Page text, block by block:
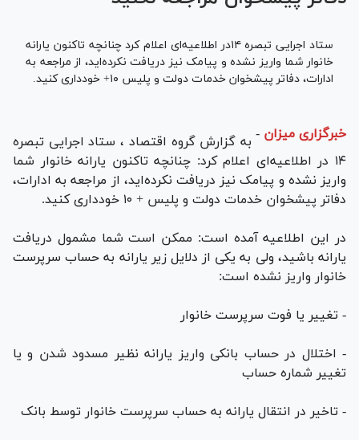
ستاد اجرایی تبصره ۱۴در اطلاعیه‌ای اعلام کرد چنانچه تاکنون یارانه
خانوار شما واریز نشده و پیامک نیز دریافت نکرده‌اید، از مراجعه به
ادارات، دفاتر پیشخوان خدمات دولت و پلیس ۱۰+ خودداری کنید.
خبرگزاری میزان - به گزارش گروه اقتصاد ، ستاد اجرایی تبصره
۱۴ در اطلاعیه‌ای اعلام کرد: چنانچه تاکنون یارانه خانوار شما
واریز نشده و پیامک نیز دریافت نکرده‌اید، از مراجعه به ادارات،
دفاتر پیشخوان خدمات دولت و پلیس + ۱۰ خودداری کنید.
در این اطلاعیه آمده است: ممکن است شما مشمول دریافت
یارانه باشید، ولی به یکی از دلایل زیر یارانه به حساب سرپرست
خانوار واریز نشده است:
- تغییر یا فوت سرپرست خانوار
- اختلال در حساب بانکی واریز یارانه نظیر مسدود شدن و یا
تغییر شماره حساب
- تاخیر در انتقال یارانه به حساب سرپرست خانوار توسط بانک